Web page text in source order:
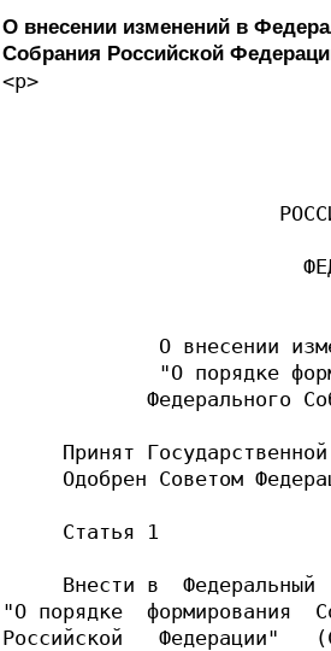
О внесении изменений в
Собрания Российской
<p>
О внесении
"О порядке
Федерального
Принят
Одобрен Советом
     Статья 1
Внести в  Федеральный
"О порядке  формирования
Российской   Федерации"